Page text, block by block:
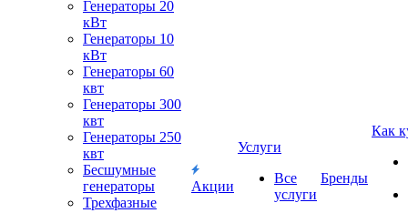
Генераторы 20
кВт
Генераторы 10
кВт
Генераторы 60
квт
Генераторы 300
квт
Генераторы 250
квт
Бесшумные
генераторы
Трехфазные
Акции
Услуги
Все
услуги
Бренды
Как